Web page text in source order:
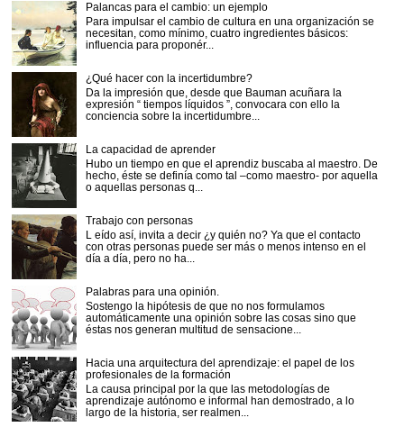
Palancas para el cambio: un ejemplo
Para impulsar el cambio de cultura en una organización se
necesitan, como mínimo, cuatro ingredientes básicos:
influencia para proponér...
¿Qué hacer con la incertidumbre?
Da la impresión que, desde que Bauman acuñara la
expresión “ tiempos líquidos ”, convocara con ello la
conciencia sobre la incertidumbre...
La capacidad de aprender
Hubo un tiempo en que el aprendiz buscaba al maestro. De
hecho, éste se definía como tal –como maestro- por aquella
o aquellas personas q...
Trabajo con personas
L eído así, invita a decir ¿y quién no? Ya que el contacto
con otras personas puede ser más o menos intenso en el
día a día, pero no ha...
Palabras para una opinión.
Sostengo la hipótesis de que no nos formulamos
automáticamente una opinión sobre las cosas sino que
éstas nos generan multitud de sensacione...
Hacia una arquitectura del aprendizaje: el papel de los
profesionales de la formación
La causa principal por la que las metodologías de
aprendizaje autónomo e informal han demostrado, a lo
largo de la historia, ser realmen...